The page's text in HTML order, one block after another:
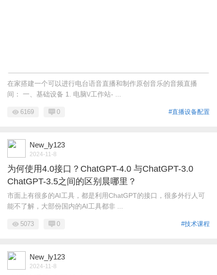
在家搭建一个可以进行电台语音直播和制作原创音乐的音频直播
间： 一、基础设备 1. 电脑\/工作站- ...
#直播设备配置
6169 0
New_ly123
2024-11-8
为何使用4.0接口？ChatGPT-4.0 与ChatGPT-3.0
ChatGPT-3.5之间的区别晨哪里？
市面上有很多的AI工具，都是利用ChatGPT的接口，很多外行人可
能不了解，大部份国内的AI工具都非 ...
#技术课程
5073 0
New_ly123
2024-11-8